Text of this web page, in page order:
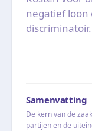
negatief loon
discriminatoir.
Samenvatting
De kern van de
partijen en de